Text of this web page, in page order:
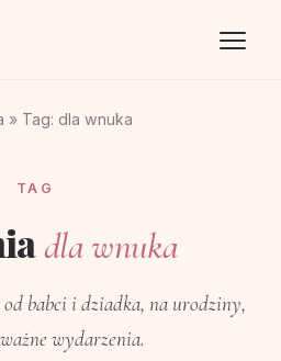
» Tag: dla wnuka
TAG
dla wnuka
babci i dziadka, na urodziny,
wydarzenia.